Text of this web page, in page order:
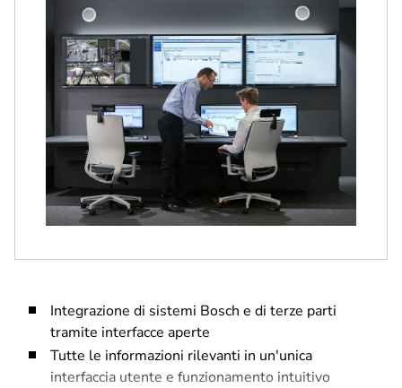
Integrazione di sistemi Bosch e di terze parti
tramite interfacce aperte
Tutte le informazioni rilevanti in un'unica
interfaccia utente e funzionamento intuitivo